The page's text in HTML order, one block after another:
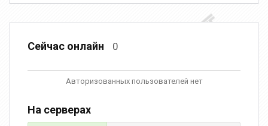
Сейчас онлайн 0
Авторизованных пользователей нет
На серверах